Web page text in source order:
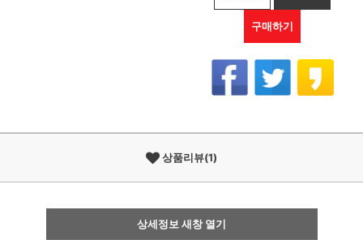
구매하기
상품리뷰(1)
상세정보 새창 열기